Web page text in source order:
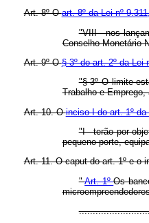
Art. 8º Oart. 8º da Lei nº
"VIII - nos
Conselho Monetário
Art. 9º O§ 3º do art. 2º da Lei
"§ 3º O limite
Trabalho e
Art. 10. Oinciso I do art. 1º
"I - terão por
pequeno porte,
Art. 11. O caput do art. 1º e o
"Art. 1ºOs